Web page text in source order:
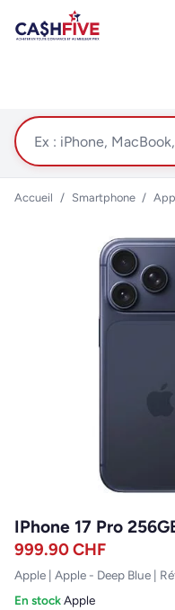
Accueil / Smartphone /
IPhone 17 Pro
999.90CHF
Apple | Apple - Deep Blue |
En stock·Apple